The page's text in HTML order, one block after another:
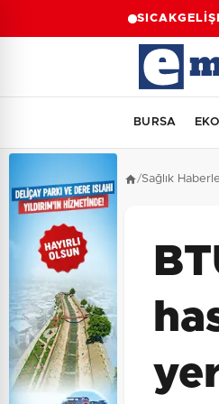
SICAK
BURSA
/Sağlık